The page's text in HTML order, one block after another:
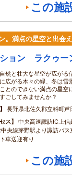
この施
。満点の星空と出会
ョン ラクゥー
然と壮大な星空が広がる
広がる木々の緑、冬は雪
とのできない満点の星空
ごしてみませんか？
長野県北佐久郡立科町
ス
中央高速諏訪IC上
央線茅野駅より諏訪バ
車送迎有り
この施